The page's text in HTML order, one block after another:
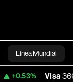
Línea Mundial
Bloomberg
Visa 366.13 -